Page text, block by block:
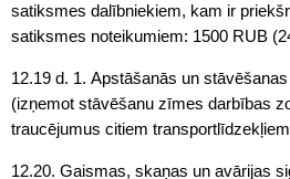
satiksmes dalībniekiem, kam ir
satiksmes noteikumiem: 1500 RUB
12.19 d. 1. Apstāšanās un
(izņemot stāvēšanu zīmes darbības
traucējumus citiem
12.20. Gaismas, skaņas un avārijas